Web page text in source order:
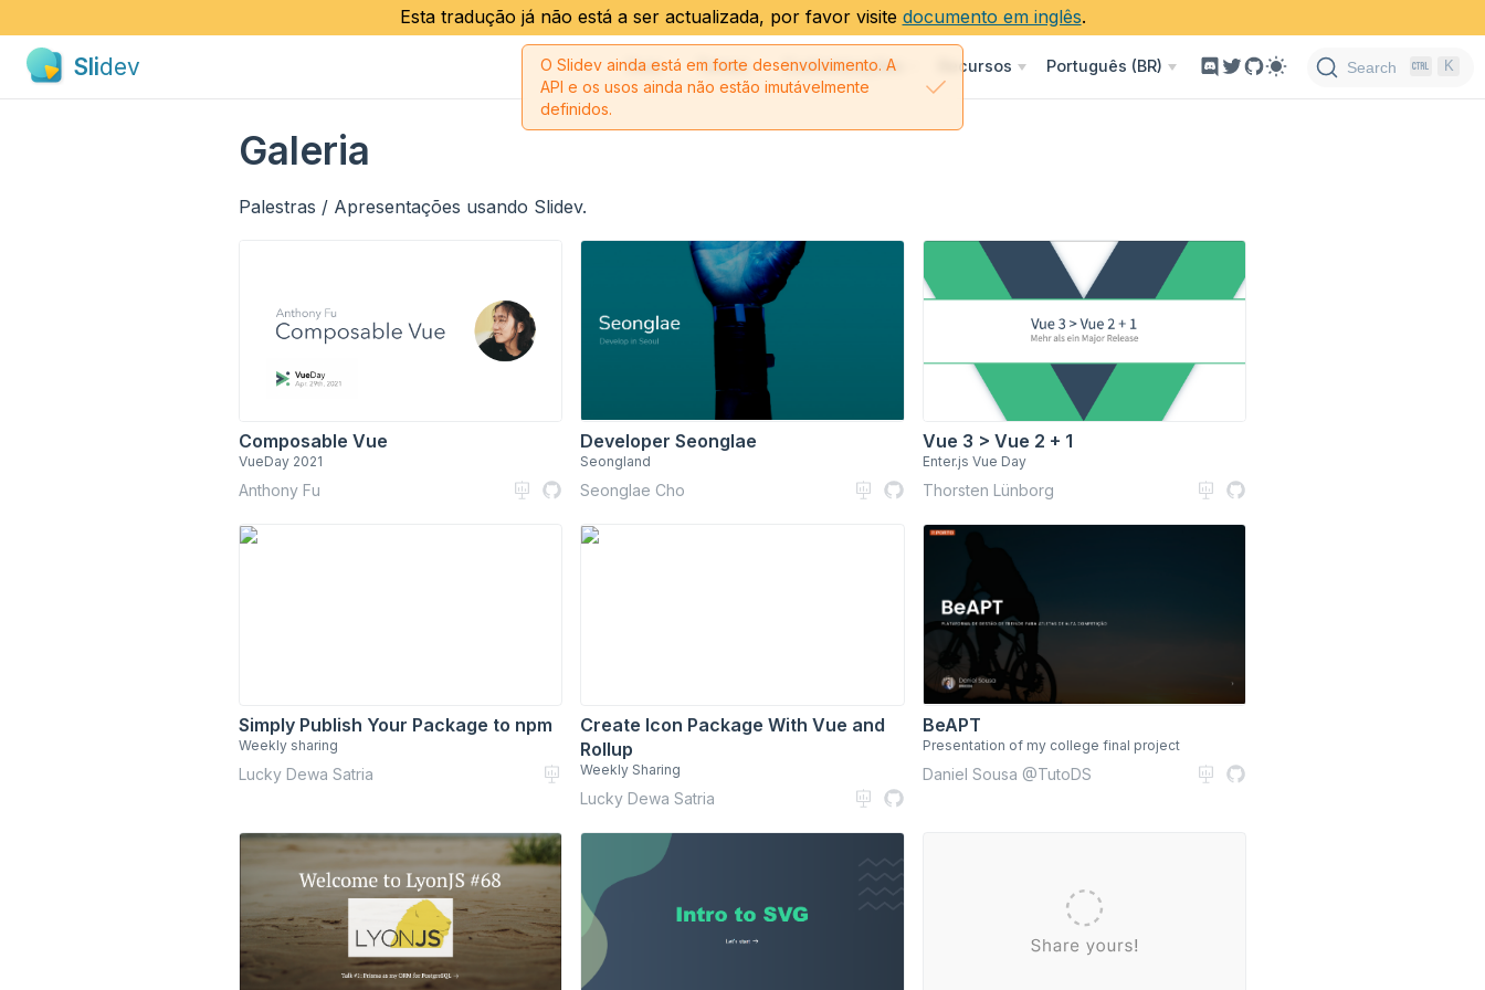
Esta tradução já não está a ser actualizada, por favor visite documento em inglês.
Slidev Guia Temas Customizações Recursos Português (BR) Search K
Galeria
Palestras / Apresentações usando Slidev.
Composable Vue
VueDay 2021
Anthony Fu
Developer Seonglae
Seongland
Seonglae Cho
Vue 3 > Vue 2 + 1
Enter.js Vue Day
Thorsten Lünborg
Simply Publish Your Package to npm
Weekly sharing
Lucky Dewa Satria
Create Icon Package With Vue and
Rollup
Weekly Sharing
Lucky Dewa Satria
BeAPT
Presentation of my college final project
Daniel Sousa @TutoDS
O Slidev ainda está em forte desenvolvimento. A
API e os usos ainda não estão imutávelmente
definidos.